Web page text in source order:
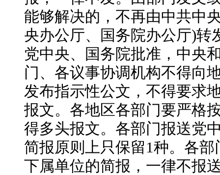
能够解决的，不再由中共中
央办公厅、国务院办公厅)转
党中央、国务院批准，中央
门、各议事协调机构不得向
发布指示性公文，不得要求
报文。各地区各部门要严格
得多头报文。各部门报送党
简报原则上只保留1种。各
下属单位的简报，一律不报